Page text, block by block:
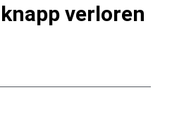
verloren